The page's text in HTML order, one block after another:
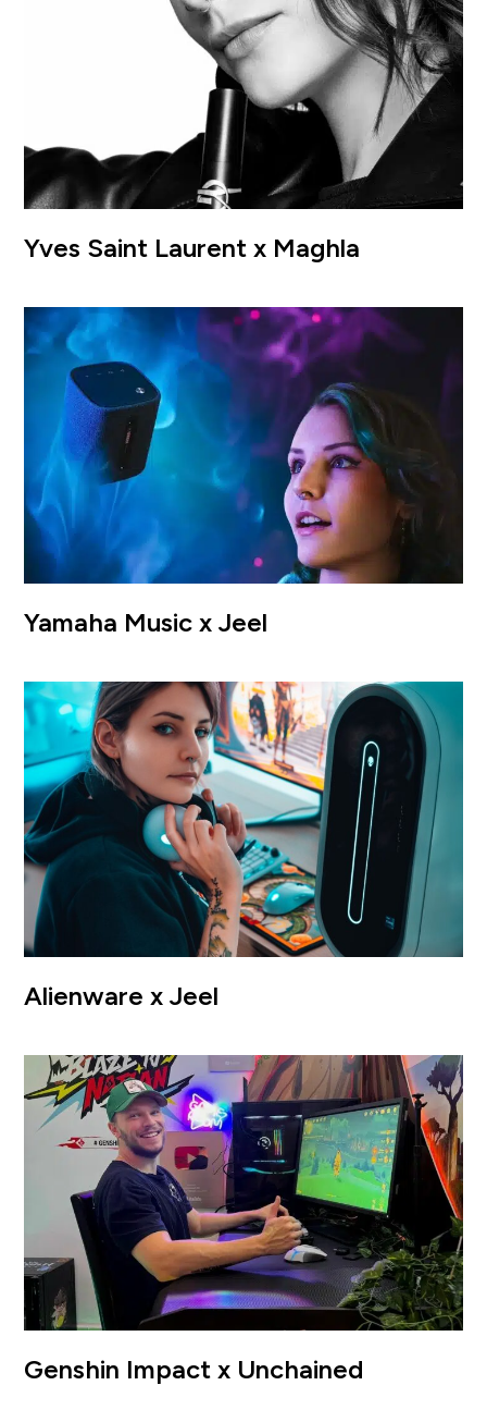
Yves Saint Laurent x Maghla
Yamaha Music x Jeel
Alienware x Jeel
Genshin Impact x Unchained